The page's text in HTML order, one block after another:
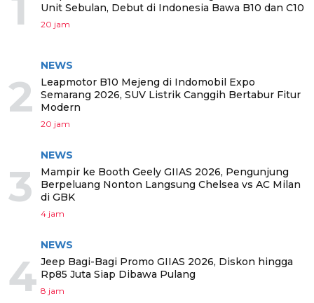
Unit Sebulan, Debut di Indonesia Bawa B10 dan C10
20 jam
2
NEWS
Leapmotor B10 Mejeng di Indomobil Expo
Semarang 2026, SUV Listrik Canggih Bertabur Fitur
Modern
20 jam
3
NEWS
Mampir ke Booth Geely GIIAS 2026, Pengunjung
Berpeluang Nonton Langsung Chelsea vs AC Milan
di GBK
4 jam
4
NEWS
Jeep Bagi-Bagi Promo GIIAS 2026, Diskon hingga
Rp85 Juta Siap Dibawa Pulang
8 jam